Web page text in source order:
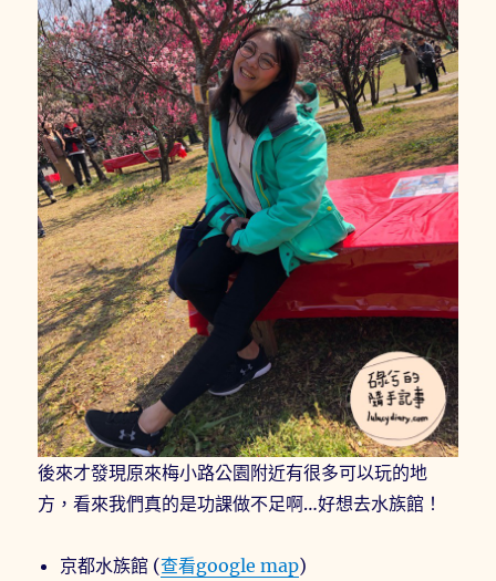
後來才發現原來梅小路公園附近有很多可以玩的地
方，看來我們真的是功課做不足啊…好想去水族館！
京都水族館 (查看google map)